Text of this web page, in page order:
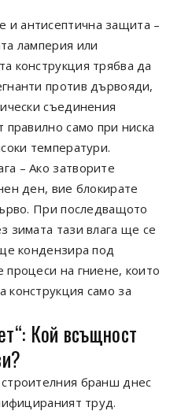
и антисептична защита –
ламперия или
конструкция трябва да
против дървояди,
съединения
само при ниска
температури.
– Ако затворите
ден, вие блокирате
При последващото
зимата тази влага ще се
кондензира под
на гниене, които
само за
Кой всъщност
бранш днес
труд.